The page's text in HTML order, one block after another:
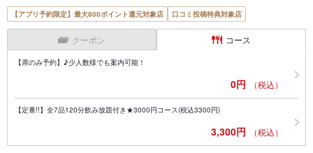
【アプリ予約限定】最大800ポイント還元対象店 口コミ投稿特典対象店
クーポン コース
【席のみ予約】♪少人数様でも案内可能！
0円 （税込）
【定番!!】全7品120分飲み放題付き★3000円コース(税込3300円)
3,300円 （税込）